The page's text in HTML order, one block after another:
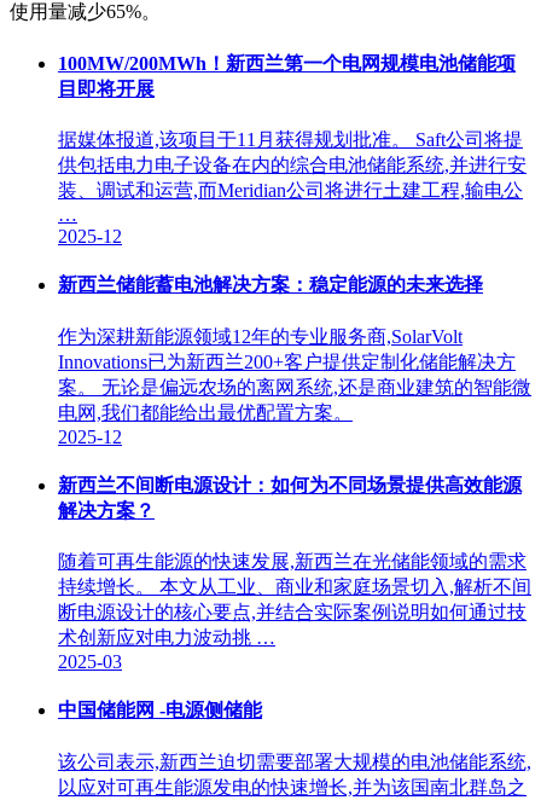
使用量减少65%。
100MW/200MWh！新西兰第一个电网规模电池储能项
目即将开展
据媒体报道,该项目于11月获得规划批准。 Saft公司将提
供包括电力电子设备在内的综合电池储能系统,并进行安
装、调试和运营,而Meridian公司将进行土建工程,输电公
…
2025-12
新西兰储能蓄电池解决方案：稳定能源的未来选择
作为深耕新能源领域12年的专业服务商,SolarVolt
Innovations已为新西兰200+客户提供定制化储能解决方
案。 无论是偏远农场的离网系统,还是商业建筑的智能微
电网,我们都能给出最优配置方案。
2025-12
新西兰不间断电源设计：如何为不同场景提供高效能源
解决方案？
随着可再生能源的快速发展,新西兰在光储能领域的需求
持续增长。 本文从工业、商业和家庭场景切入,解析不间
断电源设计的核心要点,并结合实际案例说明如何通过技
术创新应对电力波动挑 …
2025-03
中国储能网 -电源侧储能
该公司表示,新西兰迫切需要部署大规模的电池储能系统,
以应对可再生能源发电的快速增长,并为该国南北群岛之